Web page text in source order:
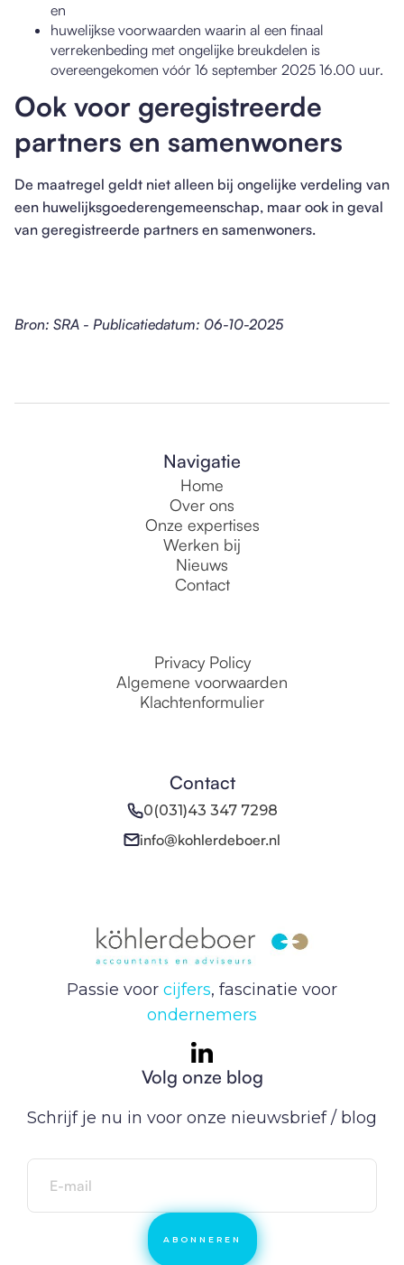
en
huwelijkse voorwaarden waarin al een finaal
verrekenbeding met ongelijke breukdelen is
overeengekomen vóór 16 september 2025 16.00 uur.
Ook voor geregistreerde
partners en samenwoners
De maatregel geldt niet alleen bij ongelijke verdeling van
een huwelijksgoederengemeenschap, maar ook in geval
van geregistreerde partners en samenwoners.
Bron: SRA - Publicatiedatum: 06-10-2025
Navigatie
Home
Over ons
Onze expertises
Werken bij
Nieuws
Contact
Privacy Policy
Algemene voorwaarden
Klachtenformulier
Contact
0(031)43 347 7298
info@kohlerdeboer.nl
Passie voor cijfers, fascinatie voor
ondernemers
Volg onze blog
Schrijf je nu in voor onze nieuwsbrief / blog